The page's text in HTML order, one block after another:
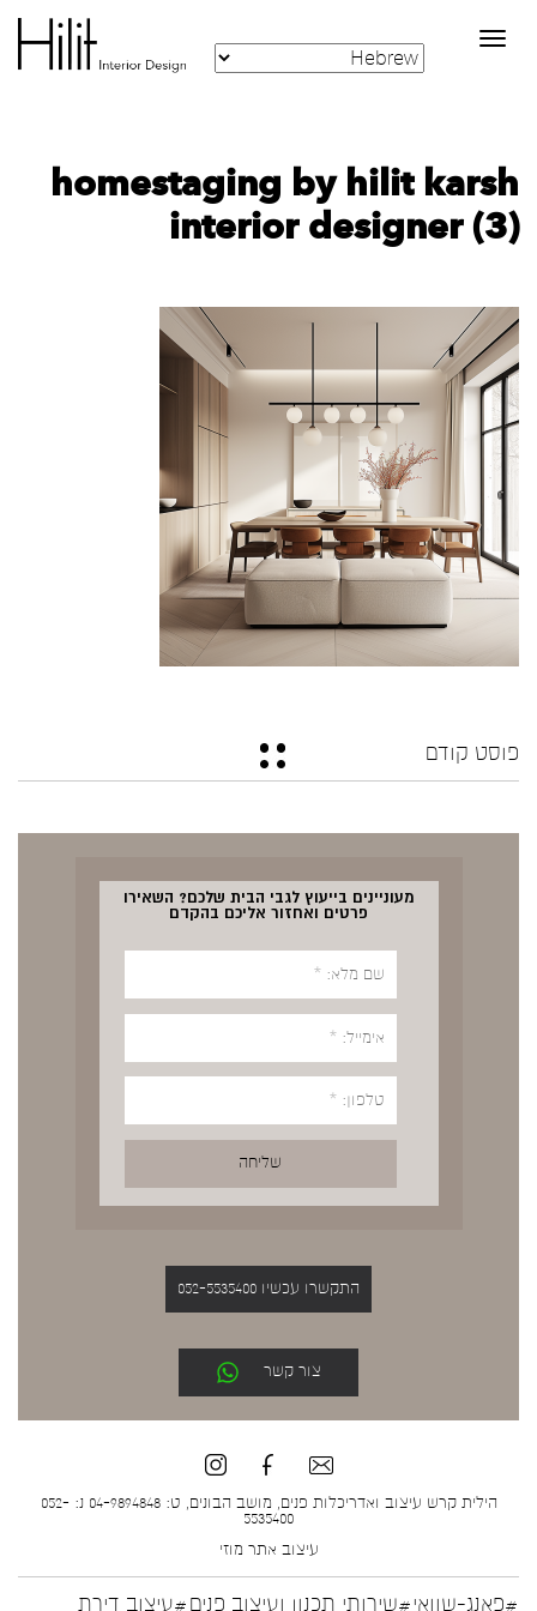
Toggle
navigation
homestaging by hilit karsh
interior designer (3)
פוסט קודם
מעוניינים בייעוץ לגבי הבית שלכם? השאירו
פרטים ואחזור אליכם בהקדם
התקשרו עכשיו 052-5535400
צור קשר
הילית קרש עיצוב ואדריכלות פנים, מושב הבונים, ט: 04-9894848 נ: 052-
5535400
עיצוב אתר מוזי
#פאנג-שוואי#שירותי תכנון ועיצוב פנים#עיצוב דירת